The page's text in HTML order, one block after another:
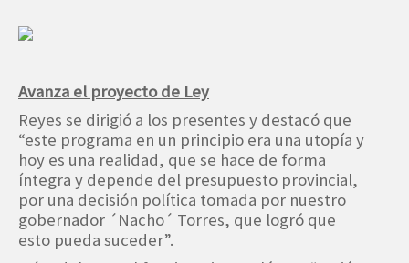
Avanza el proyecto de Ley
Reyes se dirigió a los presentes y destacó que
“este programa en un principio era una utopía y
hoy es una realidad, que se hace de forma
íntegra y depende del presupuesto provincial,
por una decisión política tomada por nuestro
gobernador ´Nacho´ Torres, que logró que
esto pueda suceder”.